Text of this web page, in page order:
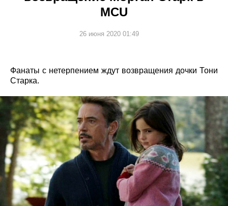
MCU
26 июня 2020 01:49
Фанаты с нетерпением ждут возвращения дочки Тони
Старка.